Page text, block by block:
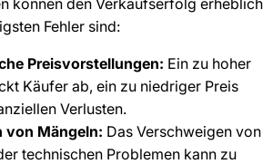
Fehler sind:
Preisvorstellungen: Ein zu hoher
Käufer ab, ein zu niedriger Preis
Verlusten.
von Mängeln: Das Verschweigen von
technischen Problemen kann zu